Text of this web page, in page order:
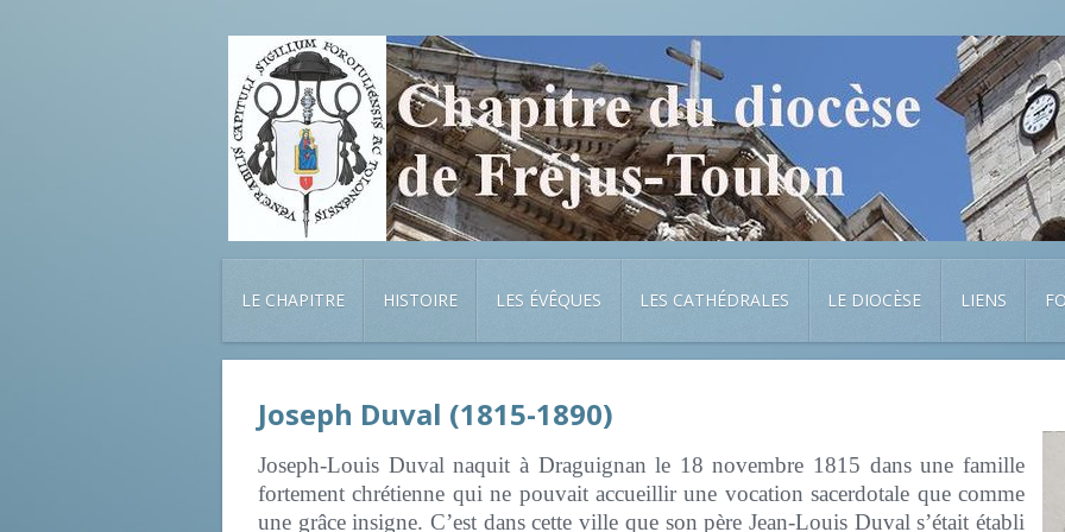
LE CHAPITRE HISTOIRE LES ÉVÊQUES LES CATHÉDRALES LE DIOCÈSE LIENS
Joseph Duval (1815-1890)
Joseph-Louis Duval naquit à Draguignan le 18 novembre 1815 dans une famille
fortement chrétienne qui ne pouvait accueillir une vocation sacerdotale que comme
une grâce insigne. C’est dans cette ville que son père Jean-Louis Duval s’était établi